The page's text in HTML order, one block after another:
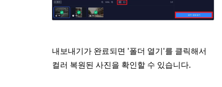
내보내기가 완료되면 '폴더 열기'를 클릭해서
컬러 복원된 사진을 확인할 수 있습니다.